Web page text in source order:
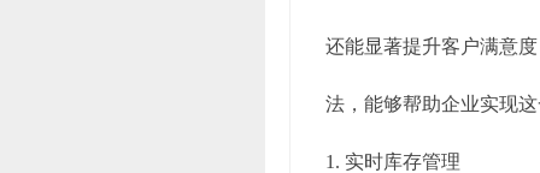
还能显著提升客户满意
法，能够帮助企业实现
1. 实时库存管理